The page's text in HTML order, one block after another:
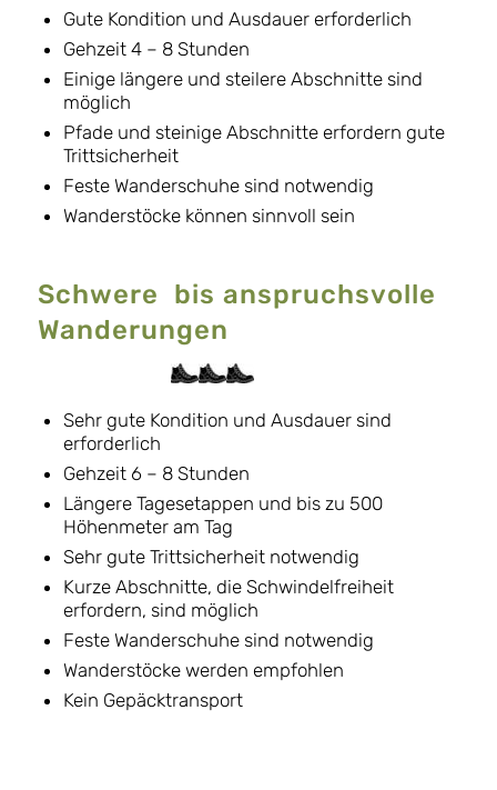
Gute Kondition und Ausdauer erforderlich
Gehzeit 4 – 8 Stunden
Einige längere und steilere Abschnitte sind
möglich
Pfade und steinige Abschnitte erfordern gute
Trittsicherheit
Feste Wanderschuhe sind notwendig
Wanderstöcke können sinnvoll sein
Schwere bis anspruchsvolle
Wanderungen
Sehr gute Kondition und Ausdauer sind
erforderlich
Gehzeit 6 – 8 Stunden
Längere Tagesetappen und bis zu 500
Höhenmeter am Tag
Sehr gute Trittsicherheit notwendig
Kurze Abschnitte, die Schwindelfreiheit
erfordern, sind möglich
Feste Wanderschuhe sind notwendig
Wanderstöcke werden empfohlen
Kein Gepäcktransport